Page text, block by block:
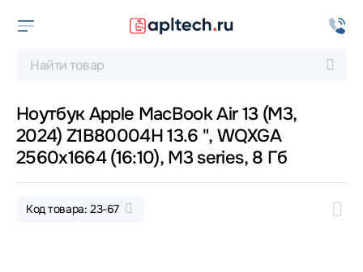
Ноутбук Apple MacBook Air 13 (M3,
2024) Z1B80004H 13.6 ", WQXGA
2560x1664 (16:10), M3 series, 8 Гб
Код товара: 23-67